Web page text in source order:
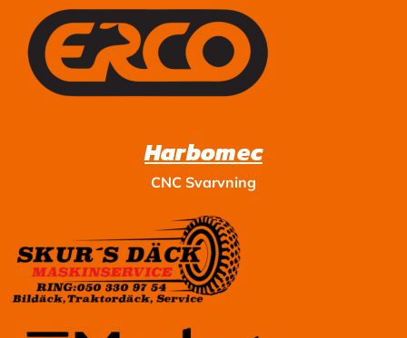
Harbomec
CNC Svarvning